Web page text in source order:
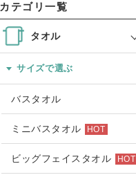
カテゴリ一覧
タオル
サイズで選ぶ
バスタオル
ミニバスタオル HOT
ビッグフェイスタオル HOT